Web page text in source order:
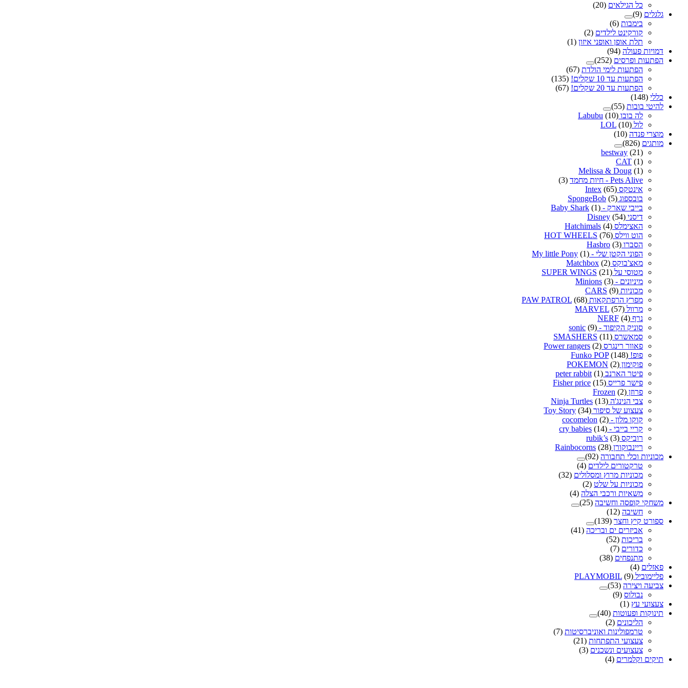
כל הגילאים (20)
גלגלים (9)
בימבות (6)
קורקינט לילדים (2)
תלת אופן ואופני איזון (1)
דמויות פעולה (94)
הפתעות ופרסים (252)
הפתעות לימי הולדת (67)
הפתעות עד 10 שקלים!
(135)
הפתעות עד 20 שקלים!
(67)
כללי (148)
להיטי בובות (55)
לה בובו Labubu (10)
לול LOL (10)
מוצרי פנדה (10)
מותגים (826)
bestway (21)
CAT (1)
Melissa & Doug (1)
Pets Alive - חיות מחמד
(3)
אינטקס Intex (65)
בובספוג SpongeBob (5)
בייבי שארק - Baby Shark (1)
דיסני Disney (54)
האצימלס Hatchimals (4)
הוט ווילס HOT WHEELS (76)
הסברו Hasbro (3)
הפוני הקטן שלי - My little Pony (1)
מאצ'בוקס Matchbox (2)
מטוסי על SUPER WINGS (21)
מיניונים - Minions (3)
מכוניות CARS (9)
מפרץ הרפתקאות PAW PATROL (68)
מרוול MARVEL (57)
נרף NERF (4)
סוניק הקיפוד - sonic (9)
סמאשרס SMASHERS (11)
פאוור רינגרס Power rangers (2)
פופ! Funko POP (148)
פוקימון POKEMON (2)
פיטר הארנב peter rabbit (1)
פישר פרייס Fisher price (15)
פרוזן Frozen (2)
צבי הנינג'ה Ninja Turtles (13)
צעצוע של סיפור Toy Story (34)
קוקו מלון - cocomelon (2)
קריי בייבי - cry babies (14)
רוביקס rubik’s (3)
ריינבוקורן Rainbocorns (28)
מכוניות וכלי תחבורה (92)
טרקטורים לילדים (4)
מכוניות מרוץ ומסלולים (32)
מכוניות על שלט (2)
משאיות ורכבי הצלה (4)
משחקי קופסה וחשיבה (25)
חשיבה (12)
ספורט קיץ וחצר (139)
אביזרים ים ובריכה (41)
בריכות (52)
כדורים (7)
מתנפחים (38)
פאזלים (4)
פליימוביל PLAYMOBIL (9)
צביעה ויצירה (53)
נבולוס (9)
צעצועי עץ (1)
תינוקות ופעוטות (40)
הליכונים (2)
טרמפולינות ואוניברסיטות (7)
צעצועי התפתחות (21)
צעצועים ונשכנים (3)
תיקים וקלמרים (4)